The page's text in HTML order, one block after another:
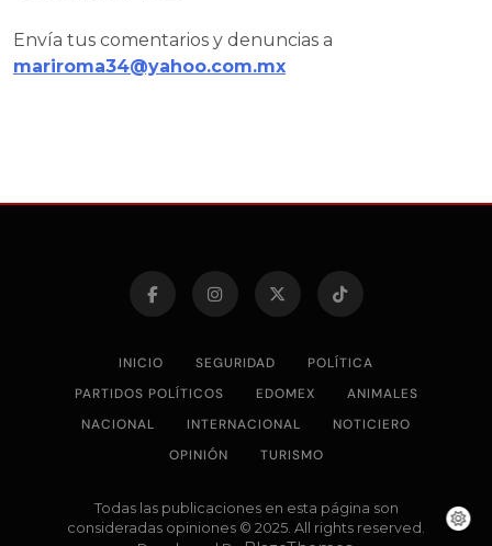
Envía tus comentarios y denuncias a
mariroma34@yahoo.com.mx
INICIO SEGURIDAD
POLÍTICA
PARTIDOS POLÍTICOS
EDOMEX
ANIMALES
NACIONAL
INTERNACIONAL
NOTICIERO
OPINIÓN
TURISMO
Todas las publicaciones en esta página son
consideradas opiniones © 2025. All rights reserved.